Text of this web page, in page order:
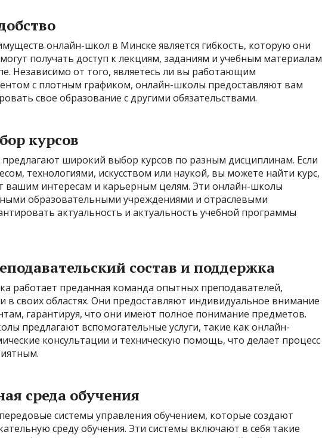
онлайн-школ в Минске является гибкость, которую они
получать доступ к лекциям, заданиям и учебным материалам
Независимо от того, являетесь ли вы работающим
с плотным графиком, онлайн-школы предоставляют вам
свое образование с другими обязательствами.
курсов
широкий выбор курсов по разным дисциплинам. Если
технологиями, искусством или наукой, вы можете найти курс,
вашим интересам и карьерным целям. Эти онлайн-школы
образовательными учреждениями и отраслевыми
актуальность и актуальность учебной программы
состав и поддержка
работает преданная команда опытных преподавателей,
в своих областях. Они предоставляют индивидуальное внимание
гарантируя, что они имеют полное понимание предметов.
предлагают вспомогательные услуги, такие как онлайн-
консультации и техническую помощь, что делает процесс
среда обучения
системы управления обучением, которые создают
среду обучения. Эти системы включают в себя такие